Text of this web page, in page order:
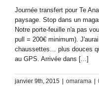
Journée transfert pour Te
paysage. Stop dans un
Notre porte-feuille n'a pas
pull = 200€ minimum).
chaussettes… plus douces
au GPS. Arrivée dans [...]
janvier 9th, 2015 omarama